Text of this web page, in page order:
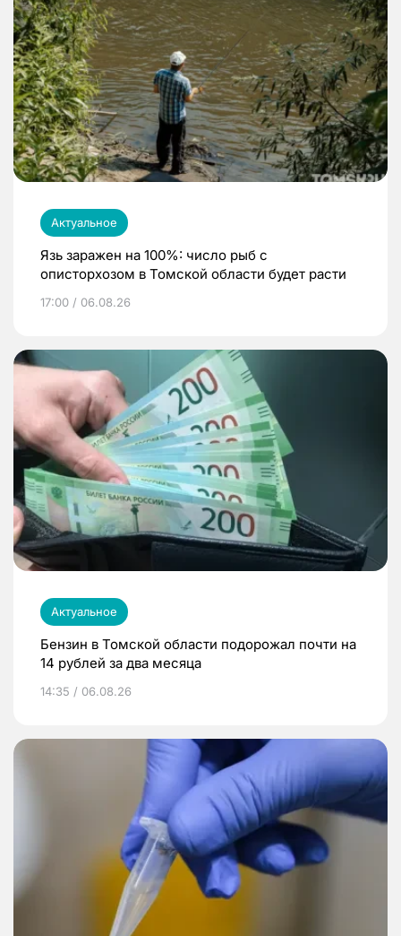
Актуальное
Язь заражен на 100%: число рыб с
описторхозом в Томской области будет расти
17:00 / 06.08.26
Актуальное
Бензин в Томской области подорожал почти на
14 рублей за два месяца
14:35 / 06.08.26